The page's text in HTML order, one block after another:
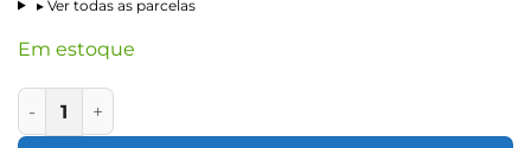
▸ Ver todas as parcelas
Em estoque
Banqueta Tubular Preto Assento Preto Ø 76 cm